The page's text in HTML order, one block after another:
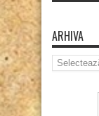
ARHIVA
Arhiva